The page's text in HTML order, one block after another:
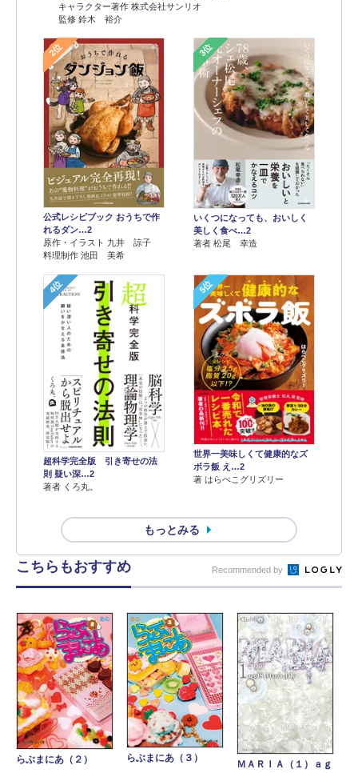
キャラクター著作 株式会社サンリオ
監修 鈴木 裕介
2位
公式レシピブック おうちで作
れるダン…2
原作・イラスト 九井 諒子
料理制作 池田 美希
3位
いくつになっても、おいしく
美しく食べ…2
著者 松尾 幸造
4位
超科学完全版 引き寄せの法
則 疑い深…2
著者 くろ丸。
5位
世界一美味しくて健康的なズ
ボラ飯 え…2
著 はらぺこグリズリー
もっとみる
こちらもおすすめ Recommended by
らぶまにあ（２） らぶまにあ（３）
ＭＡＲＩＡ（１）ａｇ